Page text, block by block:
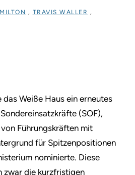
, TRAVIS WALLER ,
Weiße Haus ein erneutes
(SOF),
Führungskräften mit
für Spitzenpositionen
nominierte. Diese
zwar die kurzfristigen